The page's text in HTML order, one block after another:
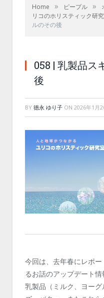
Home » ピープル »
リコのホリスティック研
ルのその後
058 | 乳製品ス
後
BY 徳永 ゆり子 ON 2026年1月
今回は、去年春にレポ
るお話のアップデート
乳製品（ミルク、ヨー